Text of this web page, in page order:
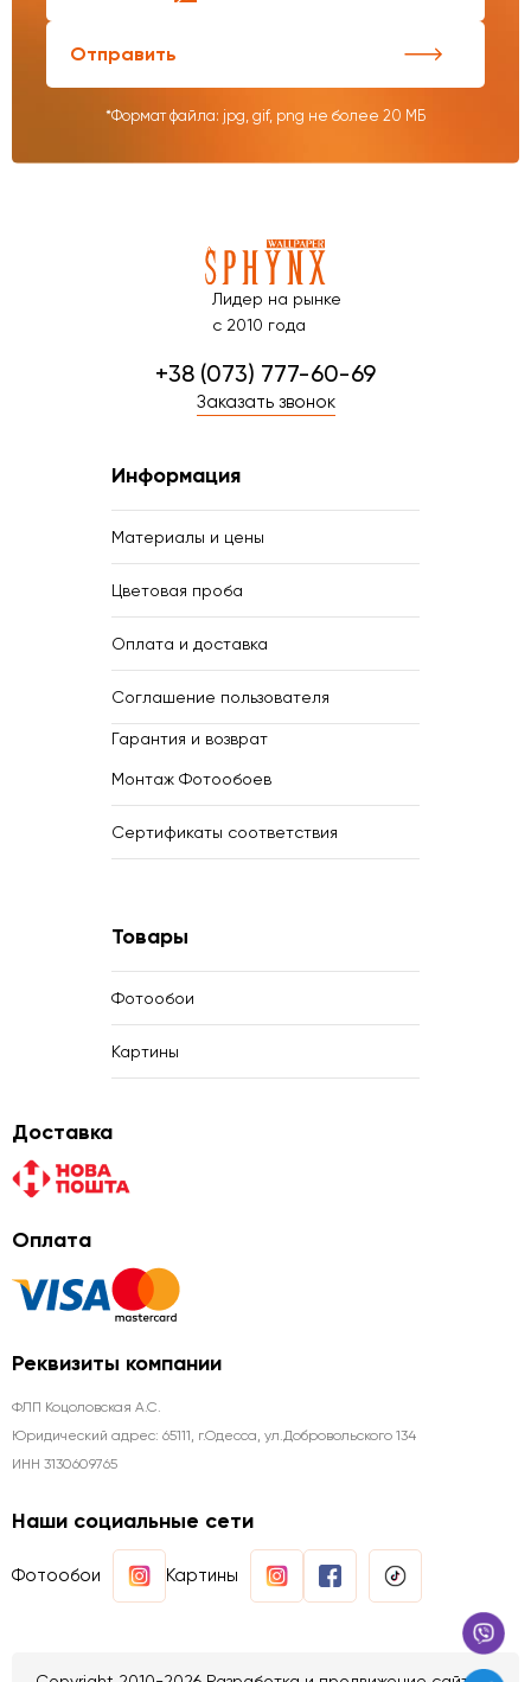
Отправить
*Формат файла: jpg, gif, png не более 20 МБ
Лидер на рынке
с 2010 года
+38 (073) 777-60-69
Заказать звонок
Информация
Материалы и цены
Цветовая проба
Оплата и доставка
Соглашение пользователя
Гарантия и возврат
Монтаж Фотообоев
Сертификаты соответствия
Товары
Фотообои
Картины
Доставка
Оплата
Реквизиты компании
ФЛП Коцоловская А.С.
Юридический адрес: 65111, г.Одесса, ул.Добровольского 134
ИНН 3130609765
Наши социальные сети
Фотообои Картины